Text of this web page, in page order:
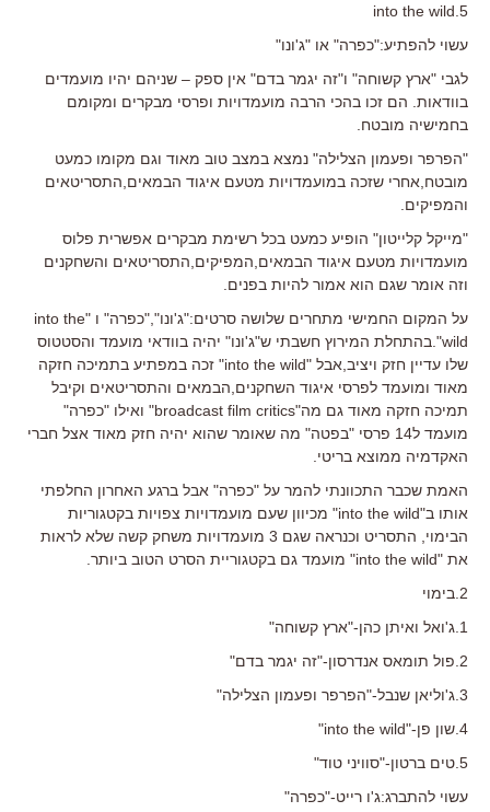
5.into the wild
עשוי להפתיע:"כפרה" או "ג'ונו"
לגבי "ארץ קשוחה" ו"זה יגמר בדם" אין ספק – שניהם יהיו מועמדים
בוודאות. הם זכו בהכי הרבה מועמדויות ופרסי מבקרים ומקומם
בחמישיה מובטח.
"הפרפר ופעמון הצלילה" נמצא במצב טוב מאוד וגם מקומו כמעט
מובטח,אחרי שזכה במועמדויות מטעם איגוד הבמאים,התסריטאים
והמפיקים.
"מייקל קלייטון" הופיע כמעט בכל רשימת מבקרים אפשרית פלוס
מועמדויות מטעם איגוד הבמאים,המפיקים,התסריטאים והשחקנים
וזה אומר שגם הוא אמור להיות בפנים.
על המקום החמישי מתחרים שלושה סרטים:"ג'ונו","כפרה" ו "into the
wild".בהתחלת המירוץ חשבתי ש"ג'ונו" יהיה בוודאי מועמד והסטטוס
שלו עדיין חזק ויציב,אבל "into the wild" זכה במפתיע בתמיכה חזקה
מאוד ומועמד לפרסי איגוד השחקנים,הבמאים והתסריטאים וקיבל
תמיכה חזקה מאוד גם מה"broadcast film critics" ואילו "כפרה"
מועמד ל14 פרסי "בפטה" מה שאומר שהוא יהיה חזק מאוד אצל חברי
האקדמיה ממוצא בריטי.
האמת שכבר התכוונתי להמר על "כפרה" אבל ברגע האחרון החלפתי
אותו ב"into the wild" מכיוון שעם מועמדויות צפויות בקטגוריות
הבימוי, התסריט וכנראה שגם 3 מועמדויות משחק קשה שלא לראות
את "into the wild" מועמד גם בקטגוריית הסרט הטוב ביותר.
2.בימוי
1.ג'ואל ואיתן כהן-"ארץ קשוחה"
2.פול תומאס אנדרסון-"זה יגמר בדם"
3.ג'וליאן שנבל-"הפרפר ופעמון הצלילה"
4.שון פן-"into the wild"
5.טים ברטון-"סוויני טוד"
עשוי להתברג:ג'ו רייט-"כפרה"